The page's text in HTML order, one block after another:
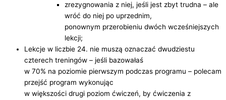
zrezygnowania z niej, jeśli jest zbyt trudna – ale
wróć do niej po uprzednim,
ponownym przerobieniu dwóch wcześniejszych
lekcji;
Lekcje w liczbie 24. nie muszą oznaczać dwudziestu
czterech treningów – jeśli bazowałaś
w 70% na poziomie pierwszym podczas programu – polecam
przejść program wykonując
w większości drugi poziom ćwiczeń, by ćwiczenia z